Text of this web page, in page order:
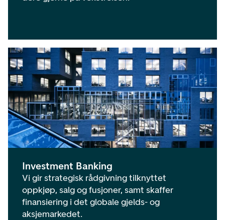
Investment Banking
Vi gir strategisk rådgivning tilknyttet
oppkjøp, salg og fusjoner, samt skaffer
finansiering i det globale gjelds- og
aksjemarkedet.